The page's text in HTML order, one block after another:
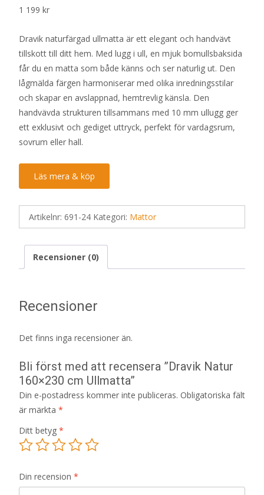
1 199 kr
Dravik naturfärgad ullmatta är ett elegant och handvävt
tillskott till ditt hem. Med lugg i ull, en mjuk bomullsbaksida
får du en matta som både känns och ser naturlig ut. Den
lågmälda färgen harmoniserar med olika inredningsstilar
och skapar en avslappnad, hemtrevlig känsla. Den
handvävda strukturen tillsammans med 10 mm ullugg ger
ett exklusivt och gediget uttryck, perfekt för vardagsrum,
sovrum eller hall.
Läs mera & köp
Artikelnr: 691-24 Kategori: Mattor
Recensioner (0)
Recensioner
Det finns inga recensioner än.
Bli först med att recensera ”Dravik Natur
160×230 cm Ullmatta”
Din e-postadress kommer inte publiceras. Obligatoriska fält
är märkta *
Ditt betyg *
Din recension *